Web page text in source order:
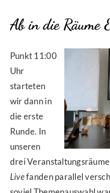
Ab in die Räume
Punkt 11:00
Uhr
starteten
wir dann in
die erste
Runde. In
unseren
drei
Livefanden parallel